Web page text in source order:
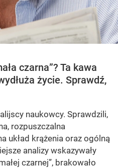
czarna”? Ta kawa
życie. Sprawdź,
naukowcy. Sprawdzili,
rozpuszczalna
układ krążenia oraz ogólną
analizy wskazywały
czarnej”, brakowało